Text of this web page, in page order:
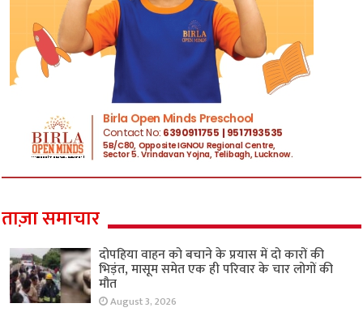
ताज़ा समाचार
दोपहिया वाहन को बचाने के प्रयास में दो कारों की
भिड़ंत, मासूम समेत एक ही परिवार के चार लोगों की
मौत
August 3, 2026